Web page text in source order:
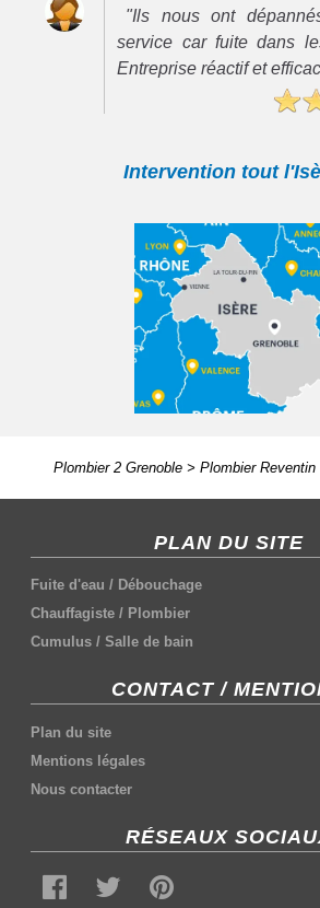
"Ils nous ont
service car fuite dans
Entreprise réactif et
Intervention tout
Plombier 2 Grenoble> Plombier Reventin
PLAN DU SITE
Fuite d'eau / Débouchage
Chauffagiste / Plombier
Cumulus /Salle de bain
CONTACT /
Plan du site
Mentions légales
Nous contacter
RÉSEAUX